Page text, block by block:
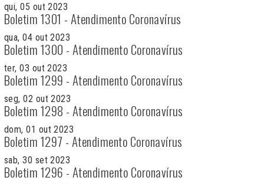
qui, 05 out 2023
Boletim 1301 - Atendimento Coronavírus
qua, 04 out 2023
Boletim 1300 - Atendimento Coronavírus
ter, 03 out 2023
Boletim 1299 - Atendimento Coronavírus
seg, 02 out 2023
Boletim 1298 - Atendimento Coronavírus
dom, 01 out 2023
Boletim 1297 - Atendimento Coronavírus
sab, 30 set 2023
Boletim 1296 - Atendimento Coronavírus